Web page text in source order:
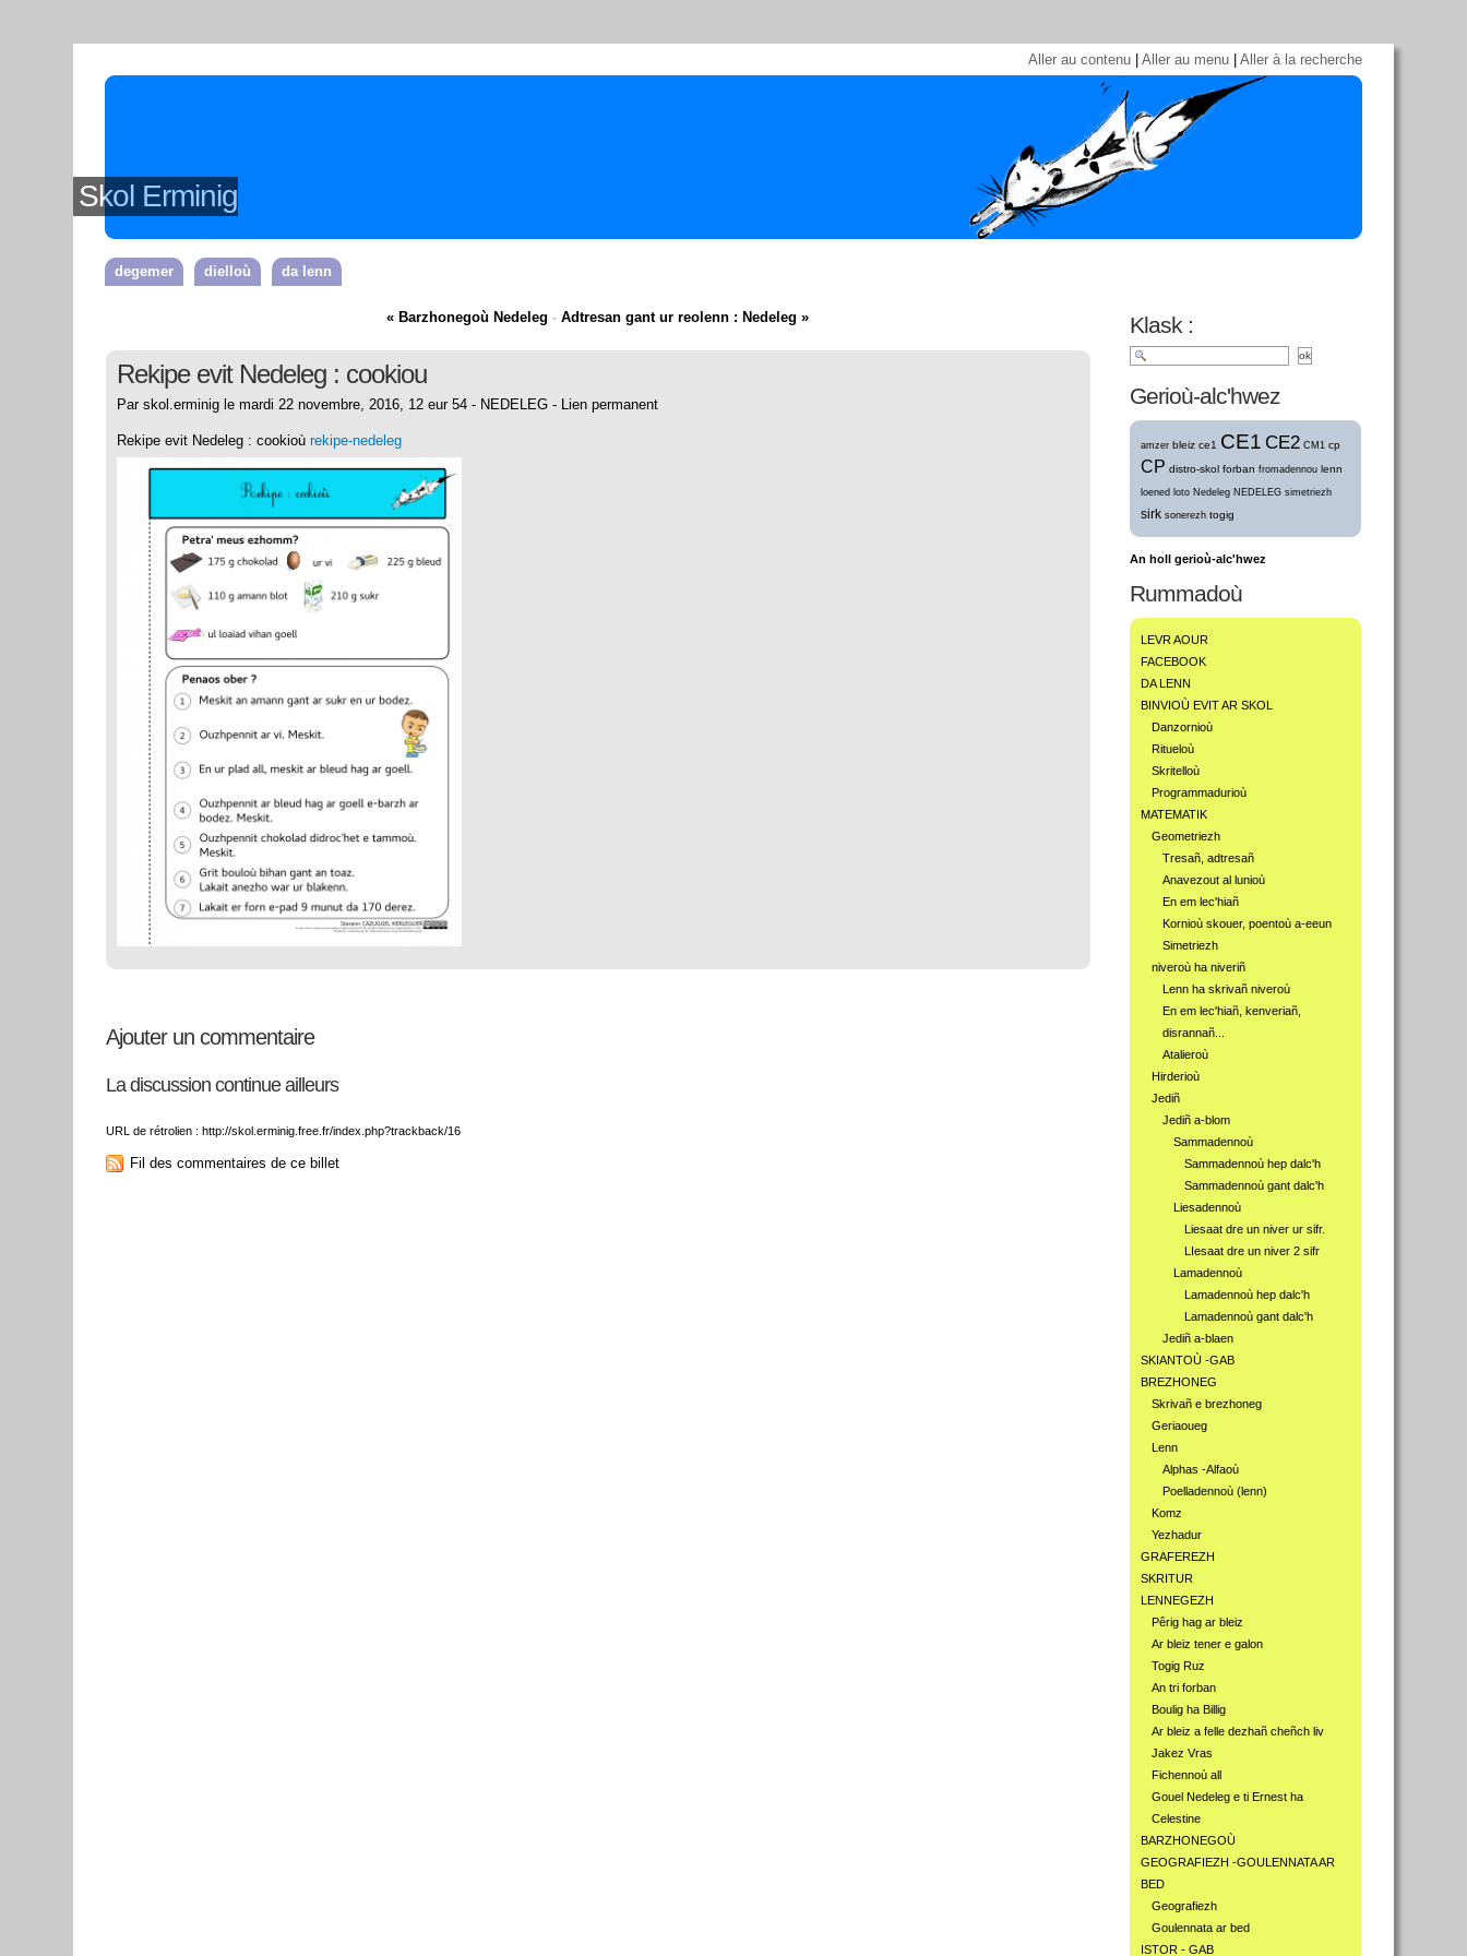
Skol Erminig
Aller au contenu| Aller au menu| Aller à la recherche
degemer dielloù da lenn
« Barzhonegoù Nedeleg - Adtresan gant ur reolenn : Nedeleg »
Rekipe evit Nedeleg : cookiou
Par skol.erminig le mardi 22 novembre, 2016, 12 eur 54 - NEDELEG - Lien permanent
Rekipe evit Nedeleg : cookioùrekipe-nedeleg
Ajouter un commentaire
La discussion continue ailleurs
URL de rétrolien : http://skol.erminig.free.fr/index.php?trackback/16
Fil des commentaires de ce billet
Klask :
Gerioù-alc'hwez
amzer bleiz ce1 CE1 CE2 CM1 cp
CP distro-skol forban fromadennou lenn
loened loto Nedeleg NEDELEG simetriezh
sirk sonerezh togig
An holl gerioù-alc'hwez
Rummadoù
LEVR AOUR
FACEBOOK
DA LENN
BINVIOÙ EVIT AR SKOL
Danzornioù
Ritueloù
Skritelloù
Programmadurioù
MATEMATIK
Geometriezh
Tresañ, adtresañ
Anavezout al lunioù
En em lec'hiañ
Kornioù skouer, poentoù a-eeun
Simetriezh
niveroù ha niveriñ
Lenn ha skrivañ niveroù
En em lec'hiañ, kenveriañ,
disrannañ...
Atalieroù
Hirderioù
Jediñ
Jediñ a-blom
Sammadennoù
Sammadennoù hep dalc'h
Sammadennoù gant dalc'h
Liesadennoù
Liesaat dre un niver ur sifr.
LIesaat dre un niver 2 sifr
Lamadennoù
Lamadennoù hep dalc'h
Lamadennoù gant dalc'h
Jediñ a-blaen
SKIANTOÙ -GAB
BREZHONEG
Skrivañ e brezhoneg
Geriaoueg
Lenn
Alphas -Alfaoù
Poelladennoù (lenn)
Komz
Yezhadur
GRAFEREZH
SKRITUR
LENNEGEZH
Pêrig hag ar bleiz
Ar bleiz tener e galon
Togig Ruz
An tri forban
Boulig ha Billig
Ar bleiz a felle dezhañ cheñch liv
Jakez Vras
Fichennoù all
Gouel Nedeleg e ti Ernest ha
Celestine
BARZHONEGOÙ
GEOGRAFIEZH -GOULENNATA AR
BED
Geografiezh
Goulennata ar bed
ISTOR - GAB